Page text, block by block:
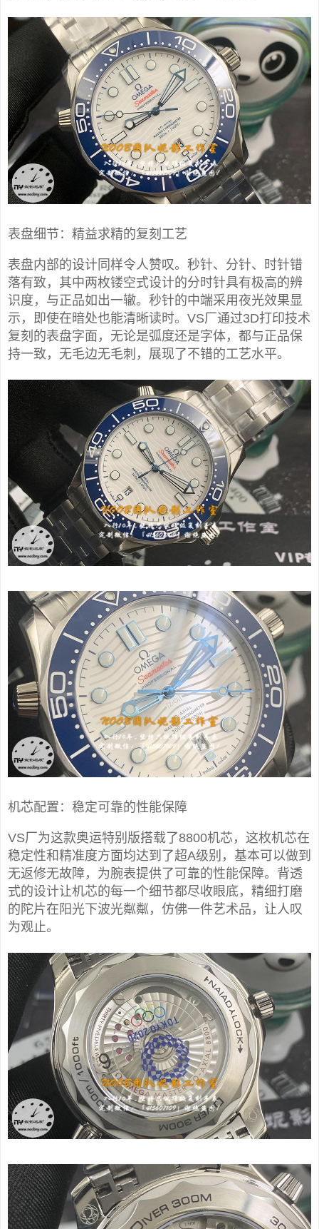
表盘细节：精益求精的复刻工艺
表盘内部的设计同样令人赞叹。秒针、分针、时针错
落有致，其中两枚镂空式设计的分时针具有极高的辨
识度，与正品如出一辙。秒针的中端采用夜光效果显
示，即使在暗处也能清晰读时。VS厂通过3D打印技术
复刻的表盘字面，无论是弧度还是字体，都与正品保
持一致，无毛边无毛刺，展现了不错的工艺水平。
机芯配置：稳定可靠的性能保障
VS厂为这款奥运特别版搭载了8800机芯，这枚机芯在
稳定性和精准度方面均达到了超A级别，基本可以做到
无返修无故障，为腕表提供了可靠的性能保障。背透
式的设计让机芯的每一个细节都尽收眼底，精细打磨
的陀片在阳光下波光粼粼，仿佛一件艺术品，让人叹
为观止。